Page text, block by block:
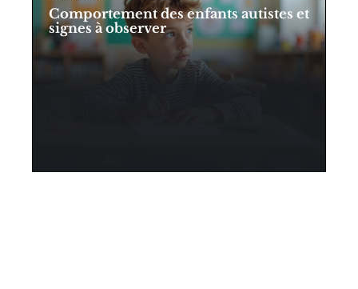
Comportement des enfants autistes et
signes à observer